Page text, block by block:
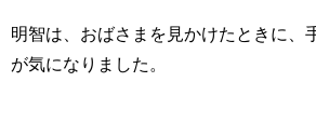
明智は、おばさまを見かけたときに、
が気になりました。